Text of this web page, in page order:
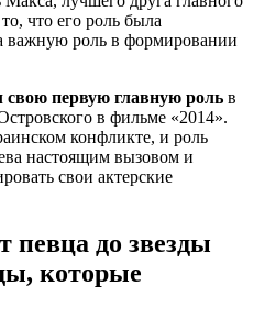
что его роль была
важную роль в формировании
свою первую главную роль в
в фильме «2014».
конфликте, и роль
настоящим вызовом и
свои актерские
певца до звезды
которые